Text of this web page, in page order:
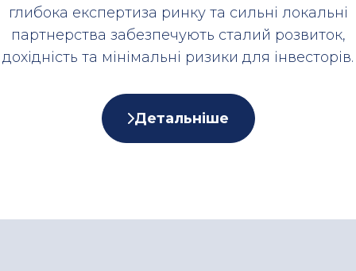
глибока експертиза ринку та сильні локальні
партнерства забезпечують сталий розвиток,
дохідність та мінімальні ризики для інвесторів.
Детальніше